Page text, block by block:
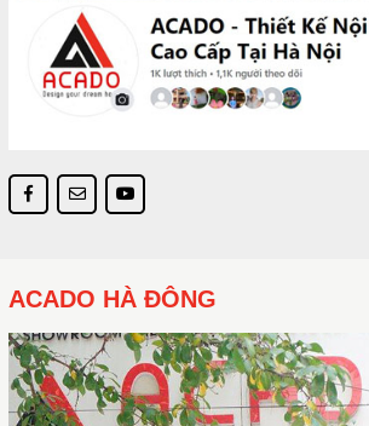
ACADO HÀ ĐÔNG